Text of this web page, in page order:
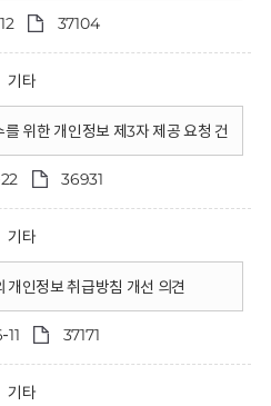
37104
기타
위한 개인정보 제3자 제공 요청 건
36931
기타
인정보 취급방침 개선 의견
37171
기타